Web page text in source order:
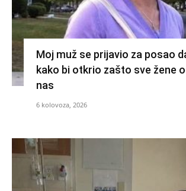
Moj muž se prijavio za posao
kako bi otkrio zašto sve žene
nas
6 kolovoza, 2026